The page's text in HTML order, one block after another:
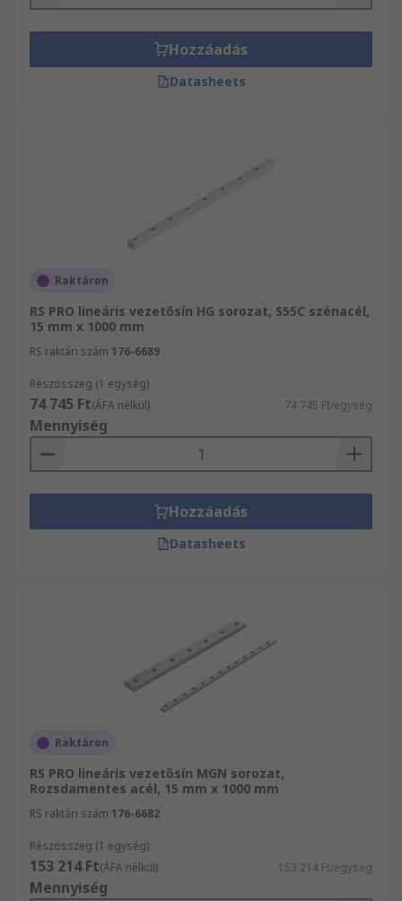
szerint, amely megjeleníti a termékeket a
termékvonal csúcsától az egyszerűbb, azonban
működőképes mindennapi alkatrészekig az RS
termékvonalából. Mint a(z) Gépészeti termékek
és eszközök legnagyobb disztribútorának
vagy közvetlenül az RS gyártja azokat. A vásárlói
elégedettség nálunk óriási fontosságú, és ahol
lehetséges biztosítjuk az Ön számára, hogy
Lineáris vezetők – sínek és kiegészítő
Hozzáadás
Datasheets
Raktáron
RS PRO lineáris vezetősín HG sorozat, S55C szénacél,
15 mm x 1000 mm
RS raktári szám 176-6689
Részösszeg (1 egység)
74 745 Ft(ÁFA nélkül) 74 745 Ft/egység
Mennyiség
Hozzáadás
Datasheets
Raktáron
RS PRO lineáris vezetősín MGN sorozat,
Rozsdamentes acél, 15 mm x 1000 mm
RS raktári szám 176-6682
Részösszeg (1 egység)
153 214 Ft(ÁFA nélkül) 153 214 Ft/egység
Mennyiség